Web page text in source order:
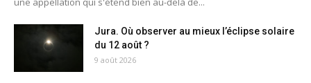
Jura. Où observer au mieux l’éclipse solaire
du 12 août ?
9 août 2026